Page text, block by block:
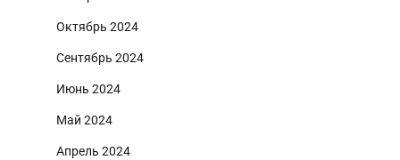
Октябрь 2024
Сентябрь 2024
Июнь 2024
Май 2024
Апрель 2024